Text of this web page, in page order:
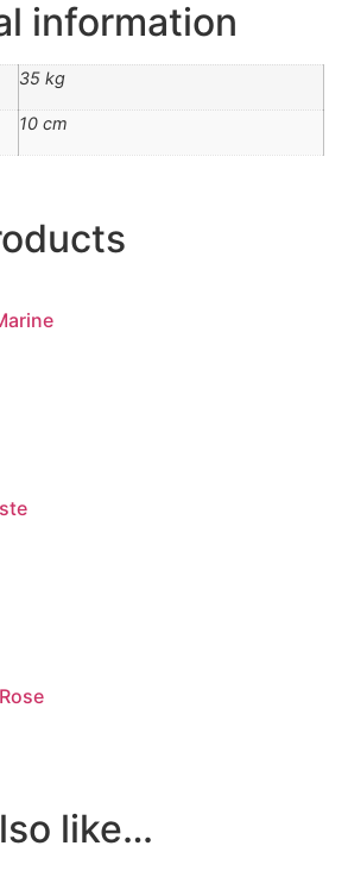
information
35 kg
10 cm
like…